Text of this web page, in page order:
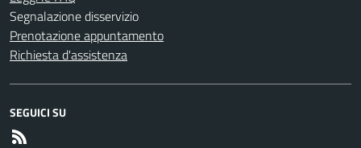
Segnalazione disservizio
Prenotazione appuntamento
Richiesta d'assistenza
SEGUICI SU